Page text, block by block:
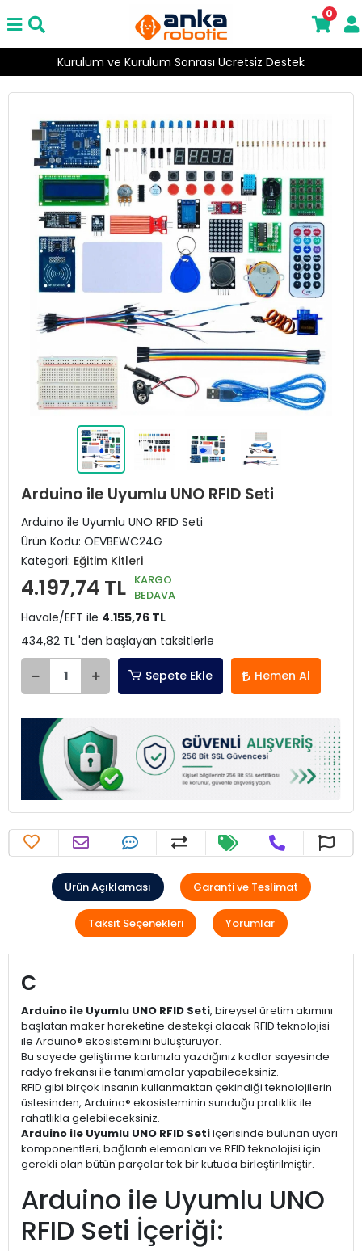
Kurulum ve Kurulum Sonrası Ücretsiz Destek
0
Arduino ile Uyumlu UNO RFID Seti
Arduino ile Uyumlu UNO RFID Seti
Ürün Kodu: OEVBEWC24G
Kategori: Eğitim Kitleri
4.197,74 TL KARGO
BEDAVA
Havale/EFT ile 4.155,76 TL
434,82 TL 'den başlayan taksitlerle
Sepete Ekle Hemen Al
Ürün Açıklaması Garanti ve Teslimat
Taksit Seçenekleri Yorumlar
c
Arduino ile Uyumlu UNO RFID Seti, bireysel üretim akımını
başlatan maker hareketine destekçi olacak RFID teknolojisi
ile Arduino® ekosistemini buluşturuyor.
Bu sayede geliştirme kartınızla yazdığınız kodlar sayesinde
radyo frekansı ile tanımlamalar yapabileceksiniz.
RFID gibi birçok insanın kullanmaktan çekindiği teknolojilerin
üstesinden, Arduino® ekosisteminin sunduğu pratiklik ile
rahatlıkla gelebileceksiniz.
Arduino ile Uyumlu UNO RFID Setiiçerisinde bulunan uyarı
komponentleri, bağlantı elemanları ve RFID teknolojisi için
gerekli olan bütün parçalar tek bir kutuda birleştirilmiştir.
Arduino ile Uyumlu UNO
RFID Seti İçeriği: